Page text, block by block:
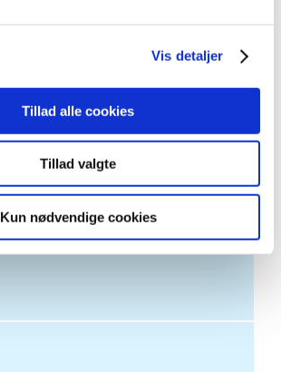
Vis detaljer
Tillad alle cookies
Tillad valgte
Kun nødvendige cookies